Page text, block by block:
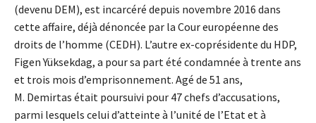
(devenu DEM), est incarcéré depuis novembre 2016 dans
cette affaire, déjà dénoncée par la Cour européenne des
droits de l’homme (CEDH). L’autre ex-coprésidente du HDP,
Figen Yüksekdag, a pour sa part été condamnée à trente ans
et trois mois d’emprisonnement. Agé de 51 ans,
M. Demirtas était poursuivi pour 47 chefs d’accusations,
parmi lesquels celui d’atteinte à l’unité de l’Etat et à